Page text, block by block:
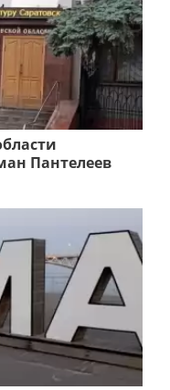
Пантелеев